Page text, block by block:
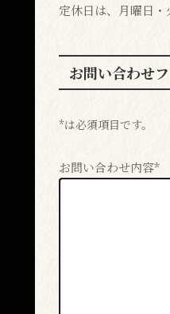
定休日は、月曜日
お問い合わせ
*は必須項目です。
お問い合わせ内容*